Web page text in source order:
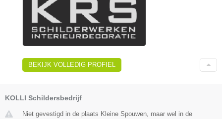
BEKIJK VOLLEDIG PROFIEL
KOLLI Schildersbedrijf
Niet gevestigd in de plaats Kleine Spouwen, maar wel in de